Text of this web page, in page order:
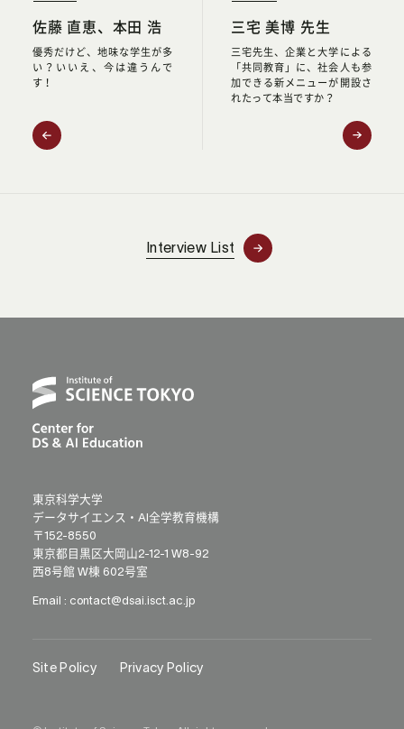
佐藤 直恵、本田 浩
優秀だけど、地味な学生が多
い？いいえ、今は違うんで
す！
三宅 美博 先生
三宅先生、企業と大学による
「共同教育」に、社会人も参
加できる新メニューが開設さ
れたって本当ですか？
Interview List
東京科学大学
データサイエンス・AI全学教育機構
〒152-8550
東京都目黒区大岡山2-12-1 W8-92
西8号館 W棟 602号室
Email : contact@dsai.isct.ac.jp
Site Policy Privacy Policy